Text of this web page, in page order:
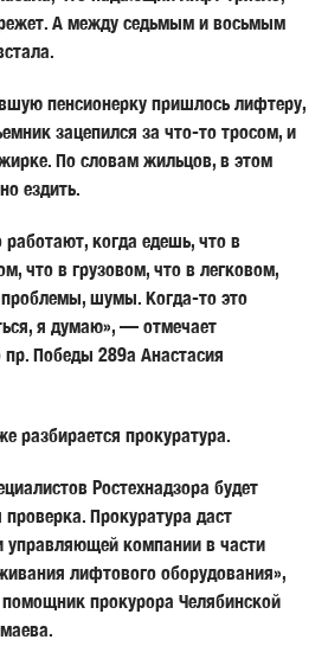
А между седьмым и восьмым
пенсионерку пришлось лифтеру,
зацепился за что-то тросом, и
По словам жильцов, в этом
ездить.
когда едешь, что в
что в грузовом, что в легковом,
шумы. Когда-то это
я думаю», — отмечает
Победы 289а Анастасия
разбирается прокуратура.
Ростехнадзора будет
Прокуратура даст
управляющей компании в части
лифтового оборудования»,
прокурора Челябинской